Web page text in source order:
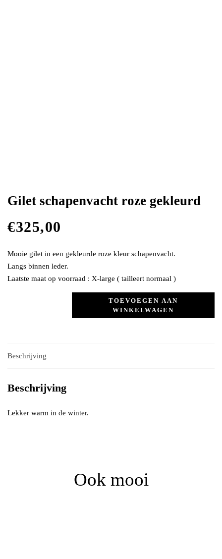
Gilet schapenvacht roze gekleurd
€325,00
Mooie gilet in een gekleurde roze kleur schapenvacht.
Langs binnen leder.
Laatste maat op voorraad : X-large ( tailleert normaal )
TOEVOEGEN AAN
WINKELWAGEN
Beschrijving
Beschrijving
Lekker warm in de winter.
Ook mooi